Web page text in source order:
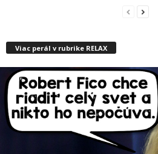
Viac perál v rubrike RELAX